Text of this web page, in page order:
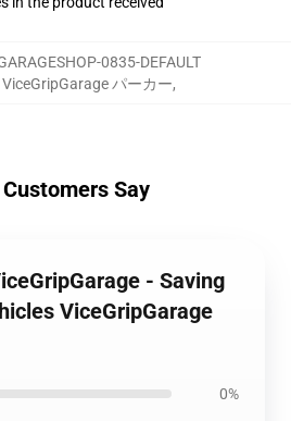
0835-DEFAULT
ViceGripGarage パーカー,
Say
- Saving
ViceGripGarage
0%